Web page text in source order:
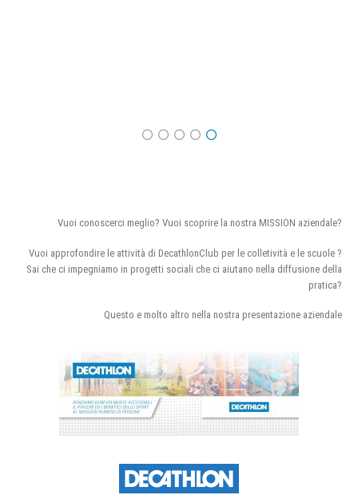
Vuoi conoscerci meglio? Vuoi scoprire la nostra MISSION aziendale?
Vuoi approfondire le attività di DecathlonClub per le colletività e le scuole ?
Sai che ci impegniamo in progetti sociali che ci aiutano nella diffusione della
pratica?
Questo e molto altro nella nostra presentazione aziendale